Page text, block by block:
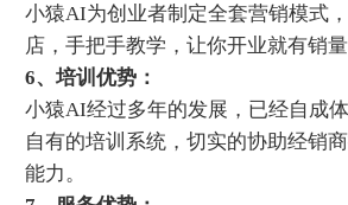
小猿AI为创业者制定全套营销模式
店，手把手教学，让你开业就有销量
6、培训优势：
小猿AI经过多年的发展，已经自成
自有的培训系统，切实的协助经销
能力。